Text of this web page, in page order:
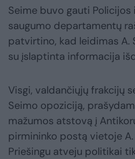
Seime buvo gauti Policijos
saugumo departamentų
patvirtino, kad leidimas
su įslaptinta informacija
Visgi, valdančiųjų frakcijų
Seimo opoziciją,
mažumos atstovą į
pirmininko postą vietoje
Priešingu atveju politikai